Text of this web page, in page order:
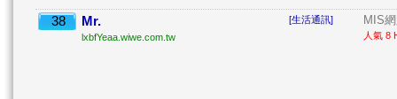
38 Mr.
lxbfYeaa.wiwe.com.tw
[生活通訊] MIS
人氣 8